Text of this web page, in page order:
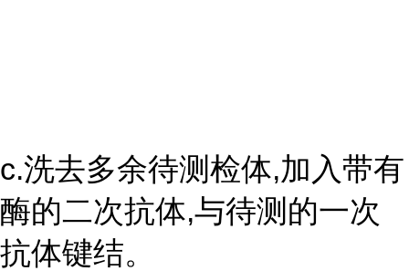
c.洗去多余待测检体,加入带有
酶的二次抗体,与待测的一次
抗体键结。